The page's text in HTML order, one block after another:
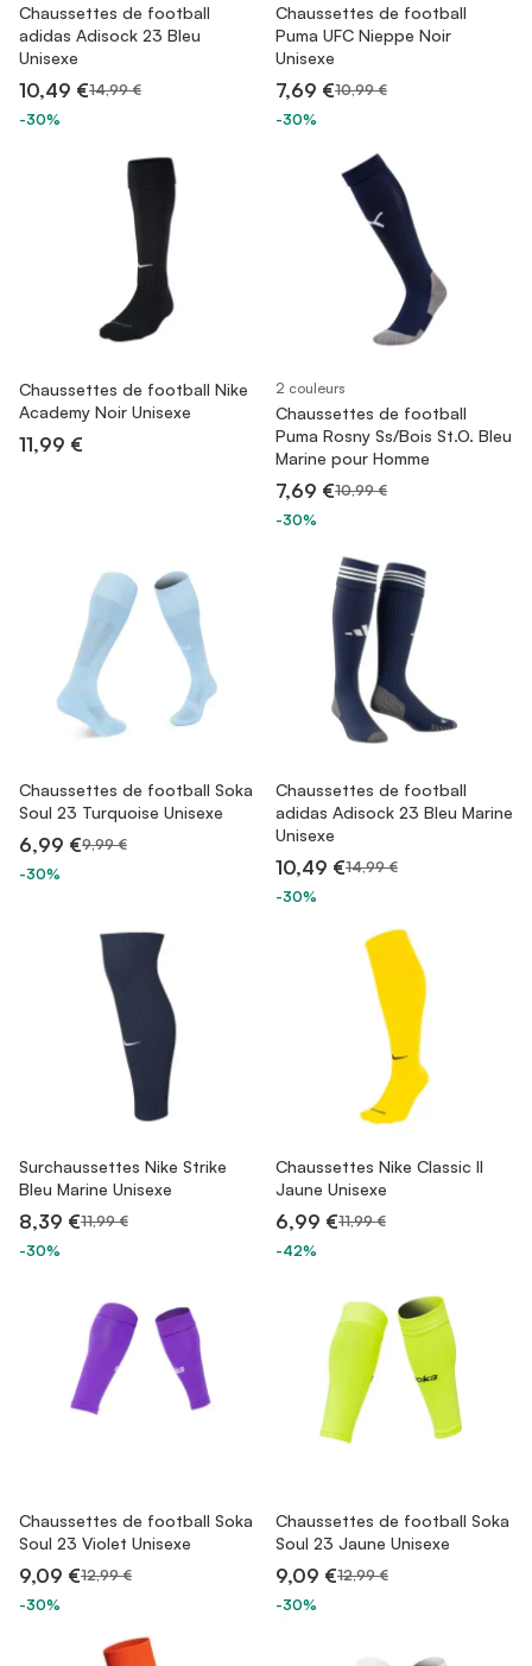
Chaussettes de football
adidas Adisock 23 Bleu
Unisexe
10,49 €14,99 €
-30%
Chaussettes de football
Puma UFC Nieppe Noir
Unisexe
7,69 €10,99 €
-30%
Chaussettes de football Nike
Academy Noir Unisexe
11,99 €
2 couleurs
Chaussettes de football
Puma Rosny Ss/Bois St.O. Bleu
Marine pour Homme
7,69 €10,99 €
-30%
Chaussettes de football Soka
Soul 23 Turquoise Unisexe
6,99 €9,99 €
-30%
Chaussettes de football
adidas Adisock 23 Bleu Marine
Unisexe
10,49 €14,99 €
-30%
Surchaussettes Nike Strike
Bleu Marine Unisexe
8,39 €11,99 €
-30%
Chaussettes Nike Classic II
Jaune Unisexe
6,99 €11,99 €
-42%
Chaussettes de football Soka
Soul 23 Violet Unisexe
9,09 €12,99 €
-30%
Chaussettes de football Soka
Soul 23 Jaune Unisexe
9,09 €12,99 €
-30%